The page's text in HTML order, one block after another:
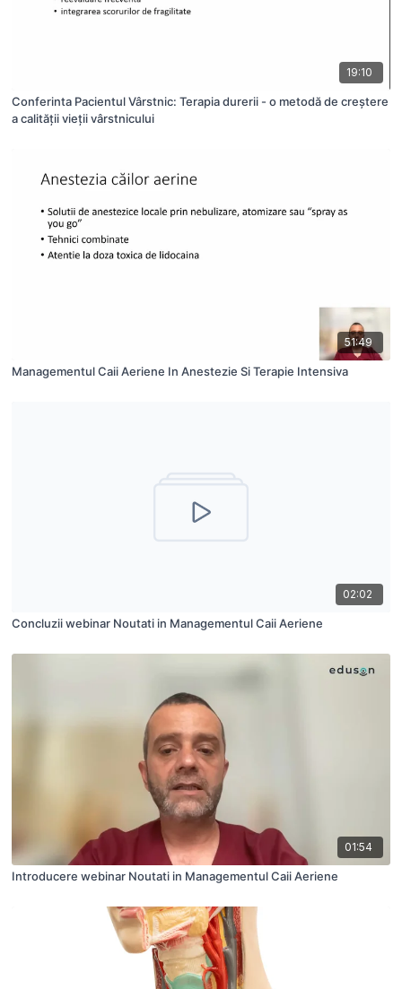
19:10
Conferinta Pacientul Vârstnic: Terapia durerii - o metodă de creștere
a calității vieții vârstnicului
51:49
Managementul Caii Aeriene In Anestezie Si Terapie Intensiva
02:02
Concluzii webinar Noutati in Managementul Caii Aeriene
01:54
Introducere webinar Noutati in Managementul Caii Aeriene